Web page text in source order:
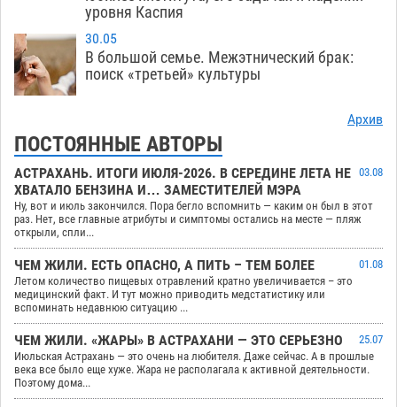
уровня Каспия
30.05
В большой семье. Межэтнический брак:
поиск «третьей» культуры
Архив
ПОСТОЯННЫЕ АВТОРЫ
АСТРАХАНЬ. ИТОГИ ИЮЛЯ-2026. В СЕРЕДИНЕ ЛЕТА НЕ
ХВАТАЛО БЕНЗИНА И… ЗАМЕСТИТЕЛЕЙ МЭРА
03.08
Ну, вот и июль закончился. Пора бегло вспомнить — каким он был в этот
раз. Нет, все главные атрибуты и симптомы остались на месте — пляж
открыли, спли...
ЧЕМ ЖИЛИ. ЕСТЬ ОПАСНО, А ПИТЬ – ТЕМ БОЛЕЕ
01.08
Летом количество пищевых отравлений кратно увеличивается – это
медицинский факт. И тут можно приводить медстатистику или
вспоминать недавнюю ситуацию ...
ЧЕМ ЖИЛИ. «ЖАРЫ» В АСТРАХАНИ — ЭТО СЕРЬЕЗНО
25.07
Июльская Астрахань — это очень на любителя. Даже сейчас. А в прошлые
века все было еще хуже. Жара не располагала к активной деятельности.
Поэтому дома...